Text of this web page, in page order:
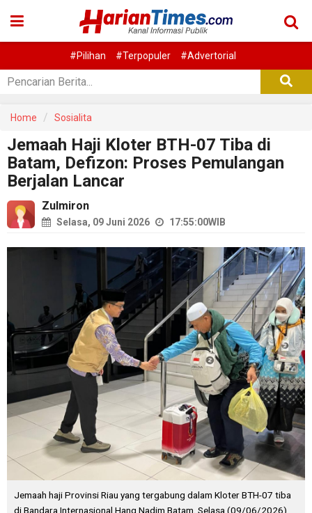
#Pilihan #Terpopuler #Advertorial
Home Sosialita
Jemaah Haji Kloter BTH-07 Tiba di
Batam, Defizon: Proses Pemulangan
Berjalan Lancar
Zulmiron
Selasa, 09 Juni 2026 17:55:00WIB
Jemaah haji Provinsi Riau yang tergabung dalam Kloter BTH-07 tiba
di Bandara Internasional Hang Nadim Batam, Selasa (09/06/2026)